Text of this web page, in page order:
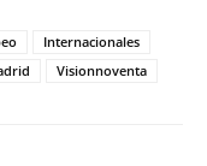
Internacionales
Visionnoventa